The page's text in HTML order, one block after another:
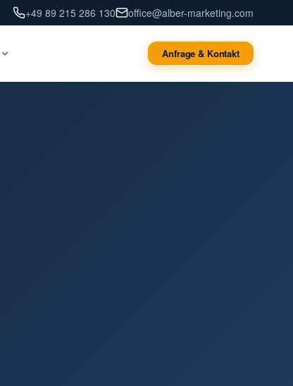
+49 89 215 286 130 office@alber-marketing.com
Anfrage & Kontakt